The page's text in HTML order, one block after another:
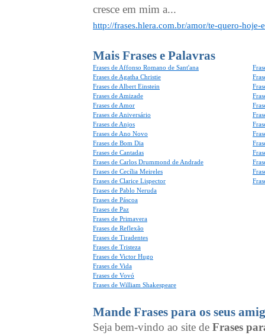
cresce em mim a...
http://frases.hlera.com.br/amor/te-quero-hoje-
Mais Frases e Palavras
Frases de Affonso Romano de Sant'ana
Frases de Agatha Christie
Frases de Albert Einstein
Frases de Amizade
Frases de Amor
Frases de Aniversário
Frases de Anjos
Frases de Ano Novo
Frases de Bom Dia
Frases de Cantadas
Frases de Carlos Drummond de Andrade
Frases de Cecília Meireles
Frases de Clarice Lispector
Frases de Pablo Neruda
Frases de Páscoa
Frases de Paz
Frases de Primavera
Frases de Reflexão
Frases de Tiradentes
Frases de Tristeza
Frases de Victor Hugo
Frases de Vida
Frases de Vovó
Frases de William Shakespeare
Mande Frases para os seus
Seja bem-vindo ao site de Frases